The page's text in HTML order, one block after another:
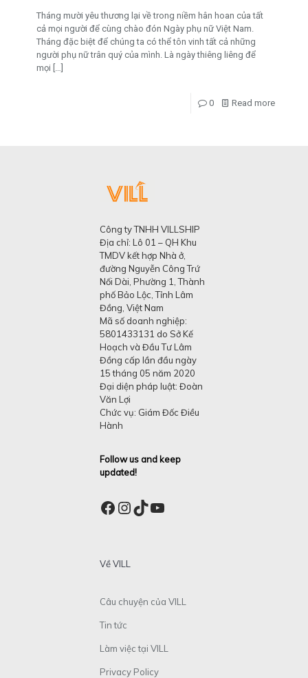
Tháng mười yêu thương lại về trong niềm hân hoan của tất
cả mọi người để cùng chào đón Ngày phụ nữ Việt Nam.
Tháng đặc biệt để chúng ta có thể tôn vinh tất cả những
người phụ nữ trân quý của mình. Là ngày thiêng liêng để
mọi
0 Read more
Công ty TNHH VILLSHIP
Địa chỉ: Lô 01 – QH Khu
TMDV kết hợp Nhà ở,
đường Nguyễn Công Trứ
Nối Dài, Phường 1, Thành
phố Bảo Lộc, Tỉnh Lâm
Đồng, Việt Nam
Mã số doanh nghiệp:
5801433131 do Sở Kế
Hoạch và Đầu Tư Lâm
Đồng cấp lần đầu ngày
15 tháng 05 năm 2020
Đại diện pháp luật: Đoàn
Văn Lợi
Chức vụ: Giám Đốc Điều
Hành
Follow us and keep
updated!
Facebook
Instagram
TikTok
YouTube
Về VILL
Câu chuyện của VILL
Tin tức
Làm việc tại VILL
Privacy Policy